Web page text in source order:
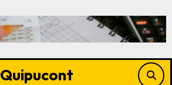
Quipucont